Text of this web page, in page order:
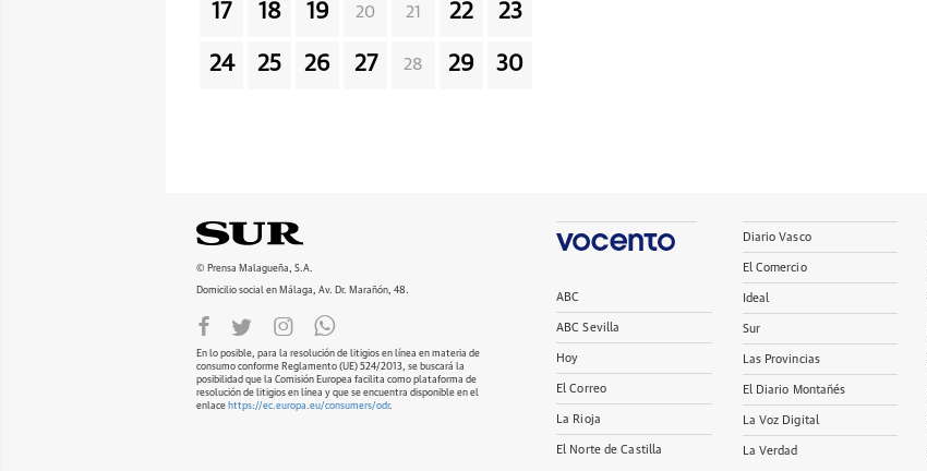
17 18 19 20 21 22 23
24 25 26 27 28 29 30
© Prensa Malagueña, S.A.
Domicilio social en Málaga, Av. Dr. Marañón, 48.
En lo posible, para la resolución de litigios en línea en materia de
consumo conforme Reglamento (UE) 524/2013, se buscará la
posibilidad que la Comisión Europea facilita como plataforma de
resolución de litigios en línea y que se encuentra disponible en el
enlace https://ec.europa.eu/consumers/odr.
ABC
ABC Sevilla
Hoy
El Correo
La Rioja
El Norte de Castilla
Diario Vasco
El Comercio
Ideal
Sur
Las Provincias
El Diario Montañés
La Voz Digital
La Verdad